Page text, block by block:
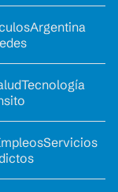
Argentina
Tecnología
Servicios